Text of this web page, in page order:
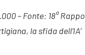
– Fonte: 18°
la sfida dell’IA’